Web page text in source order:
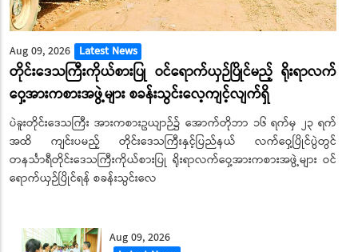
Aug 09, 2026 Latest News
တိုင်းဒေသကြီးကိုယ်စားပြု ဝင်ရောက်ယှဉ်ပြိုင်မည့် ရိုးရာလက်
ဝှေ့အားကစားအဖွဲ့များ စခန်းသွင်းလေ့ကျင့်လျက်ရှိ
ပဲခူးတိုင်းဒေသကြီး အားကစားဥယျာဉ်၌ အောက်တိုဘာ ၁၆ ရက်မှ ၂၃ ရက်
အထိ ကျင်းပမည့် တိုင်းဒေသကြီးနှင့်ပြည်နယ် လက်ဝှေ့ပြိုင်ပွဲတွင်
တနင်္သာရီတိုင်းဒေသကြီးကိုယ်စားပြု ရိုးရာလက်ဝှေ့အားကစားအဖွဲ့များ ဝင်
ရောက်ယှဉ်ပြိုင်ရန် စခန်းသွင်းလေ
Aug 09, 2026